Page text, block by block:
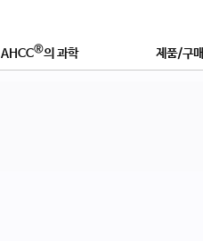
AHCC®의 과학 제품/구매